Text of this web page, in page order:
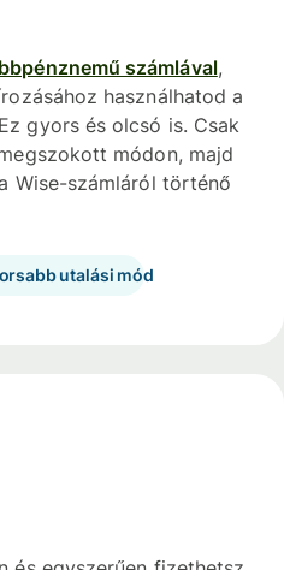
számlával,
használhatod a
gyors és olcsó is. Csak
módon, majd
Wise-számláról történő
utalási mód